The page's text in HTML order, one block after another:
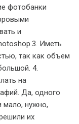
фотобанки
и
Иметь
так как объем
4.
на
Да, одного
мало, нужно,
их